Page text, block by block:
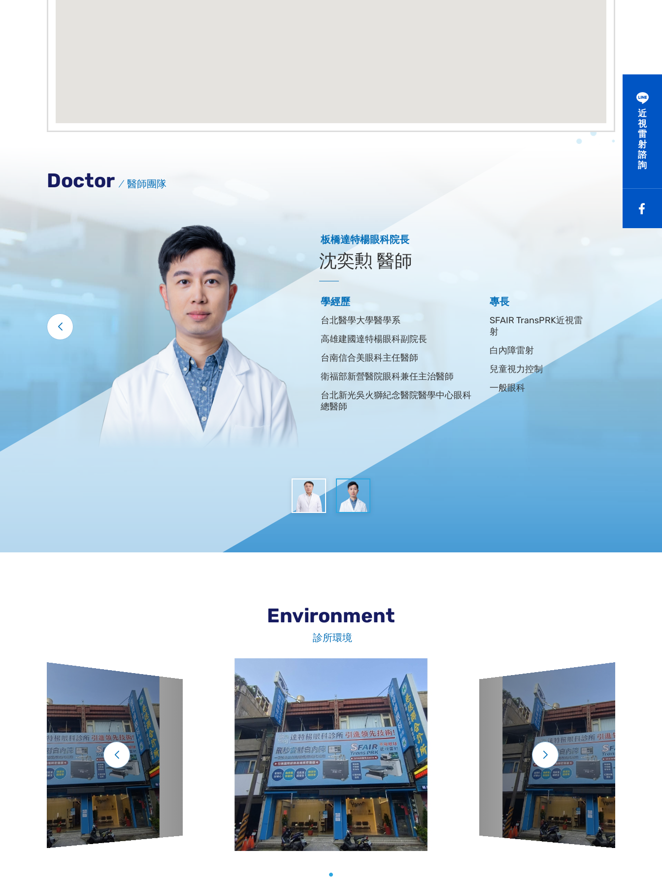
Doctor 醫師團隊
許秩綱 醫師
學經歷
三總眼科主治醫師
視網膜疾病診斷斷與治
青光眼診斷與治療
眼皮鬆弛及眼皮下垂
板橋達特楊眼科院長
沈奕勲 醫師
學經歷
台北醫學大學醫學系
高雄建國達特楊眼科副院長
台南信合美眼科主任醫師
衛福部新營醫院眼科兼任主治醫師
台北新光吳火獅紀念醫院醫學中心眼科
總醫師
專長
SFAIR TransPRK近視雷
射
白內障雷射
兒童視力控制
一般眼科
Environment
診所環境
近
視
雷
射
諮
詢